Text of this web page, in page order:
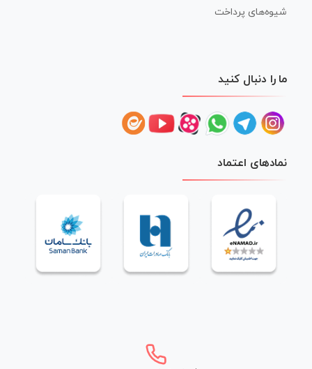
شیوه‌های پرداخت
ما را دنبال کنید
نمادهای اعتماد